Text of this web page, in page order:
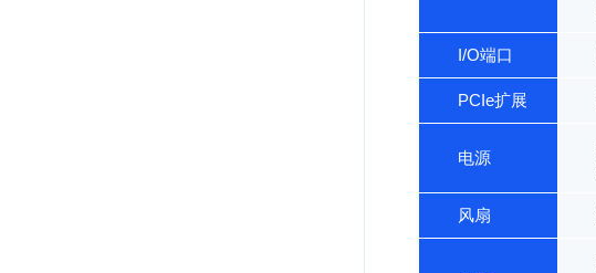
I/O端口
PCIe扩展
电源
风扇